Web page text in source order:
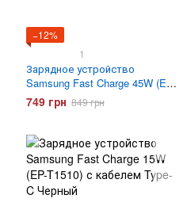
−12%
1
Зарядное устройство
Samsung Fast Charge 45W (EP-
TA845) Черное
749 грн 849 грн